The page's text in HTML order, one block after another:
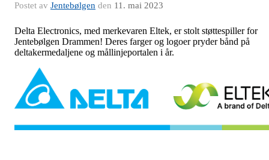
Postet av Jentebølgen den 11. mai 2023
Delta Electronics, med merkevaren Eltek, er stolt støttespiller for
Jentebølgen Drammen! Deres farger og logoer pryder bånd på
deltakermedaljene og mållinjeportalen i år.